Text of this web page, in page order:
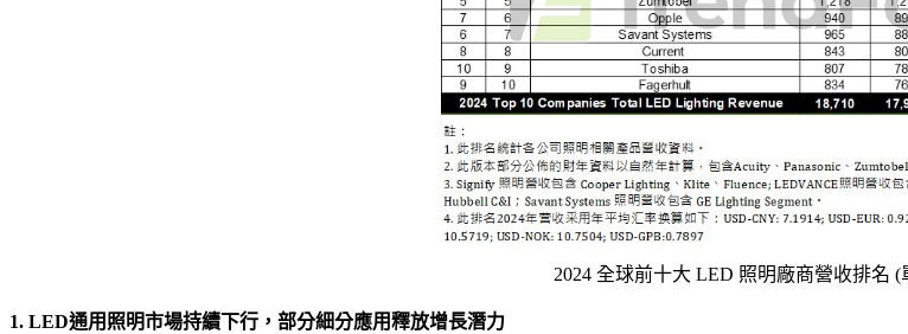
2024 全球前十大 LED 照明廠商營收排名
1. LED通用照明市場持續下行，部分細分應用釋放增長潛力